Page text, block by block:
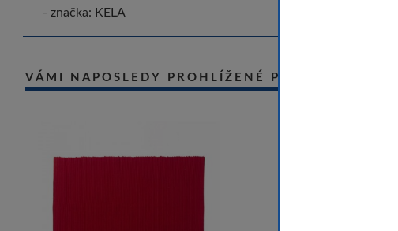
- značka: KELA
VÁMI NAPOSLEDY PROHLÍŽENÉ PRODUKTY